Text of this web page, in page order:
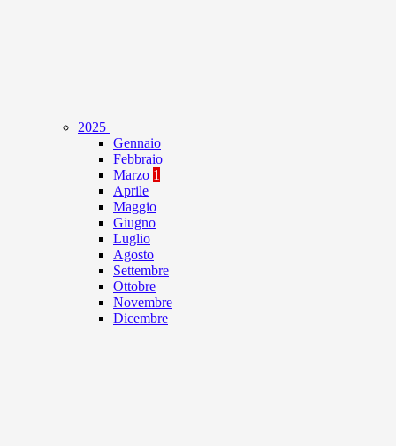
2025
Gennaio
Febbraio
Marzo 1
Aprile
Maggio
Giugno
Luglio
Agosto
Settembre
Ottobre
Novembre
Dicembre